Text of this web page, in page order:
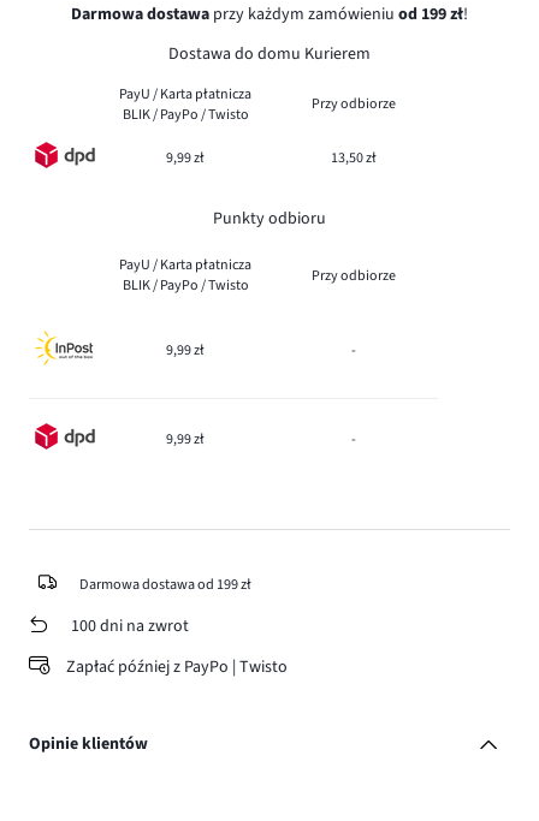
Darmowa dostawa przy każdym zamówieniu od 199 zł!
Dostawa do domu Kurierem
PayU / Karta płatnicza
BLIK / PayPo / Twisto
Przy odbiorze
9,99 zł 13,50 zł
Punkty odbioru
PayU / Karta płatnicza
BLIK / PayPo / Twisto
Przy odbiorze
9,99 zł -
9,99 zł -
Darmowa dostawa od 199 zł
100 dni na zwrot
Zapłać później z PayPo | Twisto
Opinie klientów